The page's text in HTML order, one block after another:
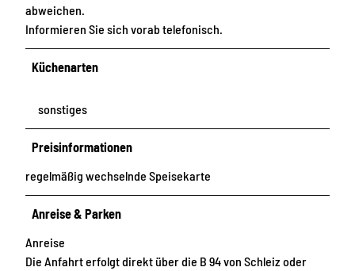
abweichen.
Informieren Sie sich vorab telefonisch.
Küchenarten
sonstiges
Preisinformationen
regelmäßig wechselnde Speisekarte
Anreise & Parken
Anreise
Die Anfahrt erfolgt direkt über die B 94 von Schleiz oder